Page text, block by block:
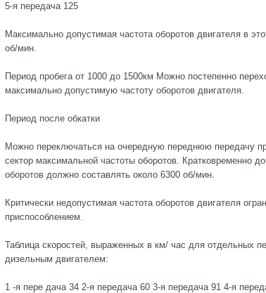
5-я передача 125
Максимально допустимая частота оборотов двигателя в
об/мин.
Период пробега от 1000 до 1500км Можно постепенно
максимально допустимую частоту оборотов двигателя.
Период после обкатки
Можно переключаться на очередную переднюю передачу
сектор максимальной частоты оборотов. Кратковременно
оборотов должно составлять около 6300 об/мин.
Критически недопустимая частота оборотов двигателя
приспособлением.
Таблица скоростей, выраженных в км/ час для отдельных
дизельным двигателем:
1 -я пере дача 34 2-я передача 60 3-я передача 91 4-я